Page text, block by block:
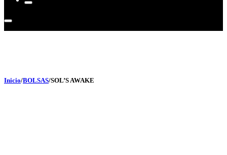
Inicio/BOLSAS/SOL’S AWAKE